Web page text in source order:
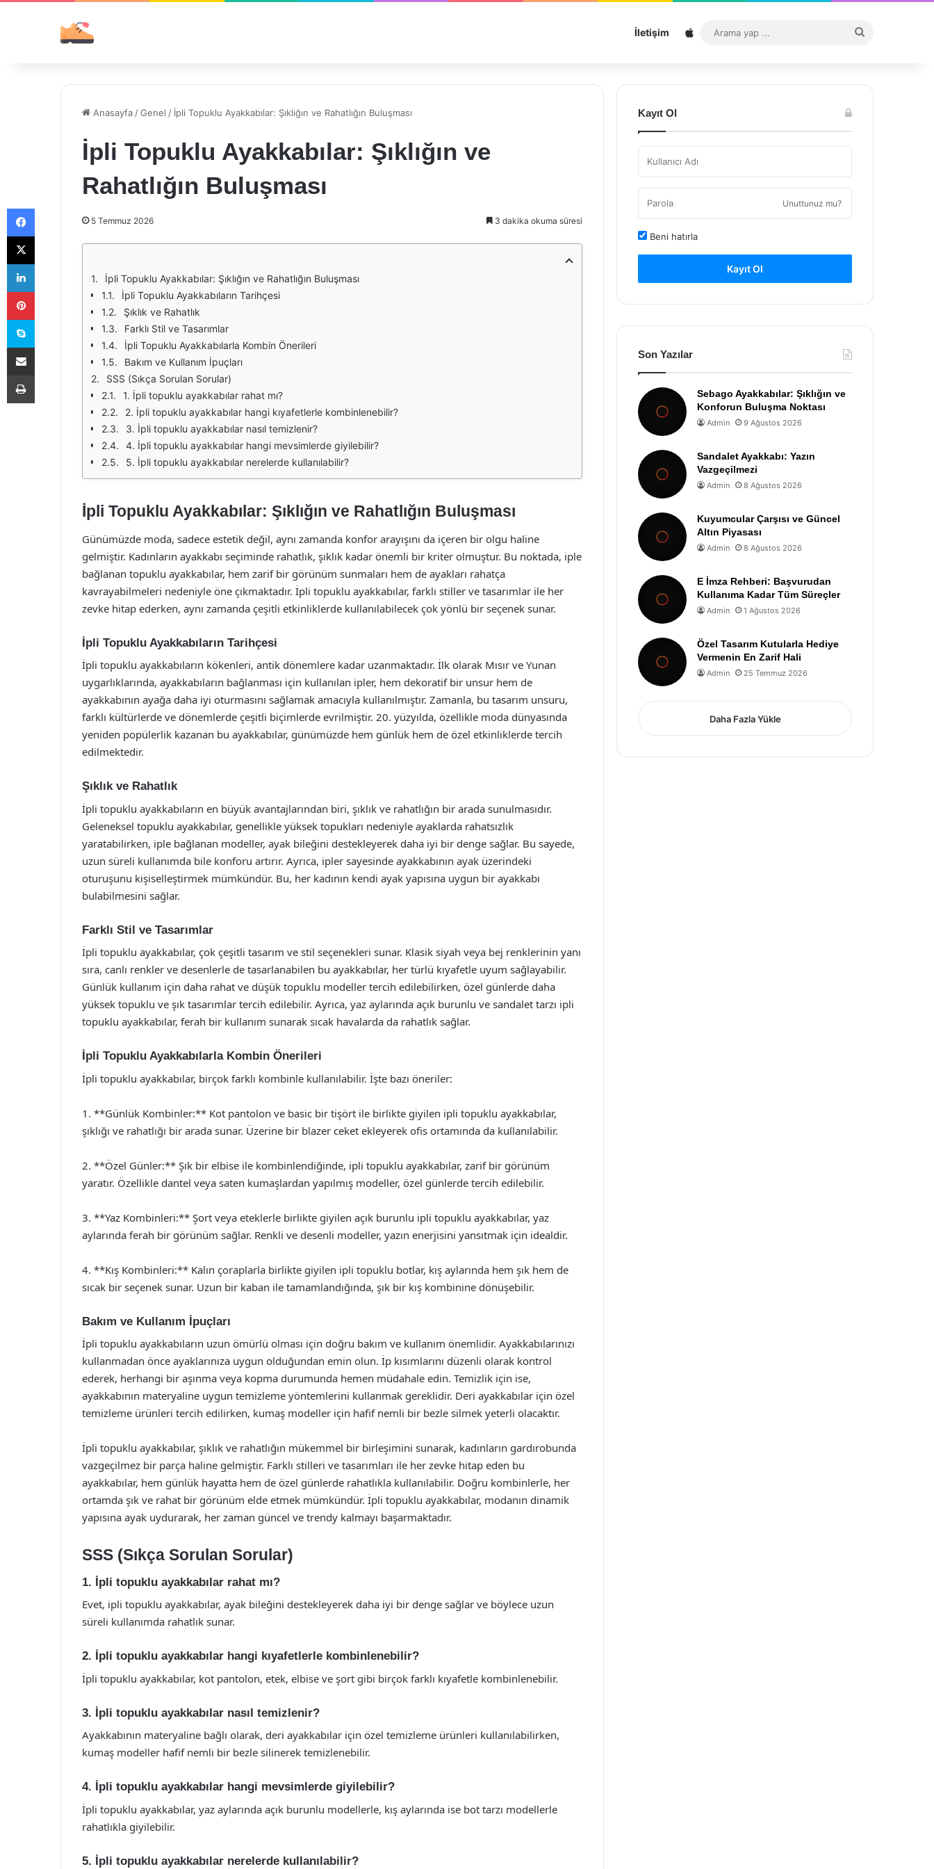
İletişim Sitemap
...
Anasayfa /Genel / İpli Topuklu Ayakkabılar: Şıklığın ve Rahatlığın Buluşması
İpli Topuklu Ayakkabılar: Şıklığın ve
Rahatlığın Buluşması
5 Temmuz 2026 3 dakika okuma süresi
İpli Topuklu Ayakkabılar: Şıklığın ve Rahatlığın Buluşması
İpli Topuklu Ayakkabıların Tarihçesi
Şıklık ve Rahatlık
Farklı Stil ve Tasarımlar
İpli Topuklu Ayakkabılarla Kombin Önerileri
Bakım ve Kullanım İpuçları
SSS (Sıkça Sorulan Sorular)
1. İpli topuklu ayakkabılar rahat mı?
2. İpli topuklu ayakkabılar hangi kıyafetlerle kombinlenebilir?
3. İpli topuklu ayakkabılar nasıl temizlenir?
4. İpli topuklu ayakkabılar hangi mevsimlerde giyilebilir?
5. İpli topuklu ayakkabılar nerelerde kullanılabilir?
İpli Topuklu Ayakkabılar: Şıklığın ve Rahatlığın Buluşması
Günümüzde moda, sadece estetik değil, aynı zamanda konfor arayışını da içeren bir olgu haline
gelmiştir. Kadınların ayakkabı seçiminde rahatlık, şıklık kadar önemli bir kriter olmuştur. Bu noktada, iple
bağlanan topuklu ayakkabılar, hem zarif bir görünüm sunmaları hem de ayakları rahatça
kavrayabilmeleri nedeniyle öne çıkmaktadır. İpli topuklu ayakkabılar, farklı stiller ve tasarımlar ile her
zevke hitap ederken, aynı zamanda çeşitli etkinliklerde kullanılabilecek çok yönlü bir seçenek sunar.
İpli Topuklu Ayakkabıların Tarihçesi
İpli topuklu ayakkabıların kökenleri, antik dönemlere kadar uzanmaktadır. İlk olarak Mısır ve Yunan
uygarlıklarında, ayakkabıların bağlanması için kullanılan ipler, hem dekoratif bir unsur hem de
ayakkabının ayağa daha iyi oturmasını sağlamak amacıyla kullanılmıştır. Zamanla, bu tasarım unsuru,
farklı kültürlerde ve dönemlerde çeşitli biçimlerde evrilmiştir. 20. yüzyılda, özellikle moda dünyasında
yeniden popülerlik kazanan bu ayakkabılar, günümüzde hem günlük hem de özel etkinliklerde tercih
edilmektedir.
Şıklık ve Rahatlık
İpli topuklu ayakkabıların en büyük avantajlarından biri, şıklık ve rahatlığın bir arada sunulmasıdır.
Geleneksel topuklu ayakkabılar, genellikle yüksek topukları nedeniyle ayaklarda rahatsızlık
yaratabilirken, iple bağlanan modeller, ayak bileğini destekleyerek daha iyi bir denge sağlar. Bu sayede,
uzun süreli kullanımda bile konforu artırır. Ayrıca, ipler sayesinde ayakkabının ayak üzerindeki
oturuşunu kişiselleştirmek mümkündür. Bu, her kadının kendi ayak yapısına uygun bir ayakkabı
bulabilmesini sağlar.
Farklı Stil ve Tasarımlar
İpli topuklu ayakkabılar, çok çeşitli tasarım ve stil seçenekleri sunar. Klasik siyah veya bej renklerinin yanı
sıra, canlı renkler ve desenlerle de tasarlanabilen bu ayakkabılar, her türlü kıyafetle uyum sağlayabilir.
Günlük kullanım için daha rahat ve düşük topuklu modeller tercih edilebilirken, özel günlerde daha
yüksek topuklu ve şık tasarımlar tercih edilebilir. Ayrıca, yaz aylarında açık burunlu ve sandalet tarzı ipli
topuklu ayakkabılar, ferah bir kullanım sunarak sıcak havalarda da rahatlık sağlar.
İpli Topuklu Ayakkabılarla Kombin Önerileri
İpli topuklu ayakkabılar, birçok farklı kombinle kullanılabilir. İşte bazı öneriler:
1. **Günlük Kombinler:** Kot pantolon ve basic bir tişört ile birlikte giyilen ipli topuklu ayakkabılar,
şıklığı ve rahatlığı bir arada sunar. Üzerine bir blazer ceket ekleyerek ofis ortamında da kullanılabilir.
2. **Özel Günler:** Şık bir elbise ile kombinlendiğinde, ipli topuklu ayakkabılar, zarif bir görünüm
yaratır. Özellikle dantel veya saten kumaşlardan yapılmış modeller, özel günlerde tercih edilebilir.
3. **Yaz Kombinleri:** Şort veya eteklerle birlikte giyilen açık burunlu ipli topuklu ayakkabılar, yaz
aylarında ferah bir görünüm sağlar. Renkli ve desenli modeller, yazın enerjisini yansıtmak için idealdir.
4. **Kış Kombinleri:** Kalın çoraplarla birlikte giyilen ipli topuklu botlar, kış aylarında hem şık hem de
sıcak bir seçenek sunar. Uzun bir kaban ile tamamlandığında, şık bir kış kombinine dönüşebilir.
Bakım ve Kullanım İpuçları
İpli topuklu ayakkabıların uzun ömürlü olması için doğru bakım ve kullanım önemlidir. Ayakkabılarınızı
kullanmadan önce ayaklarınıza uygun olduğundan emin olun. İp kısımlarını düzenli olarak kontrol
ederek, herhangi bir aşınma veya kopma durumunda hemen müdahale edin. Temizlik için ise,
ayakkabının materyaline uygun temizleme yöntemlerini kullanmak gereklidir. Deri ayakkabılar için özel
temizleme ürünleri tercih edilirken, kumaş modeller için hafif nemli bir bezle silmek yeterli olacaktır.
İpli topuklu ayakkabılar, şıklık ve rahatlığın mükemmel bir birleşimini sunarak, kadınların gardırobunda
vazgeçilmez bir parça haline gelmiştir. Farklı stilleri ve tasarımları ile her zevke hitap eden bu
ayakkabılar, hem günlük hayatta hem de özel günlerde rahatlıkla kullanılabilir. Doğru kombinlerle, her
ortamda şık ve rahat bir görünüm elde etmek mümkündür. İpli topuklu ayakkabılar, modanın dinamik
yapısına ayak uydurarak, her zaman güncel ve trendy kalmayı başarmaktadır.
SSS (Sıkça Sorulan Sorular)
1. İpli topuklu ayakkabılar rahat mı?
Evet, ipli topuklu ayakkabılar, ayak bileğini destekleyerek daha iyi bir denge sağlar ve böylece uzun
süreli kullanımda rahatlık sunar.
2. İpli topuklu ayakkabılar hangi kıyafetlerle kombinlenebilir?
İpli topuklu ayakkabılar, kot pantolon, etek, elbise ve şort gibi birçok farklı kıyafetle kombinlenebilir.
3. İpli topuklu ayakkabılar nasıl temizlenir?
Ayakkabının materyaline bağlı olarak, deri ayakkabılar için özel temizleme ürünleri kullanılabilirken,
kumaş modeller hafif nemli bir bezle silinerek temizlenebilir.
4. İpli topuklu ayakkabılar hangi mevsimlerde giyilebilir?
İpli topuklu ayakkabılar, yaz aylarında açık burunlu modellerle, kış aylarında ise bot tarzı modellerle
rahatlıkla giyilebilir.
5. İpli topuklu ayakkabılar nerelerde kullanılabilir?
Kayıt Ol
Unuttunuz mu?
Beni hatırla
Kayıt Ol
Son Yazılar
Sebago Ayakkabılar: Şıklığın ve
Konforun Buluşma Noktası
Admin 9 Ağustos 2026
Sandalet Ayakkabı: Yazın
Vazgeçilmezi
Admin 8 Ağustos 2026
Kuyumcular Çarşısı ve Güncel
Altın Piyasası
Admin 8 Ağustos 2026
E İmza Rehberi: Başvurudan
Kullanıma Kadar Tüm Süreçler
Admin 1 Ağustos 2026
Özel Tasarım Kutularla Hediye
Vermenin En Zarif Hali
Admin 25 Temmuz 2026
Daha Fazla Yükle
Facebook
X
LinkedIn
Pinterest
Skype
E-Posta ile paylaş